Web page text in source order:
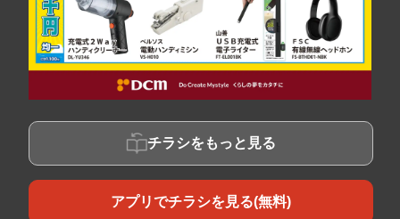
チラシをもっと見る
アプリでチラシを見る(無料)